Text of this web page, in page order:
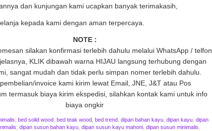
dan kunjungan kami ucapkan banyak terimakasih,
kepada kami dengan aman terpercaya.
NOTE :
silakan konfirmasi terlebih dahulu melalui WhatsApp / telfon
KLIK dibawah warna HIJAU langsung terhubung dengan
sangat mudah dan tidak perlu simpan nomer terlebih dahulu.
invoice kami kirim lewat Email, JNE, J&T atau Pos
termasuk biaya kirim ekspedisi, silahkan kontak kami untuk info
biaya ongkir
, bed solid wood, bed teak wood, bed trend, dipan bahan kayu, dipan kayu, dipan
, dipan susun bahan kayu, dipan susun kayu mahoni, dipan susun minimalis,